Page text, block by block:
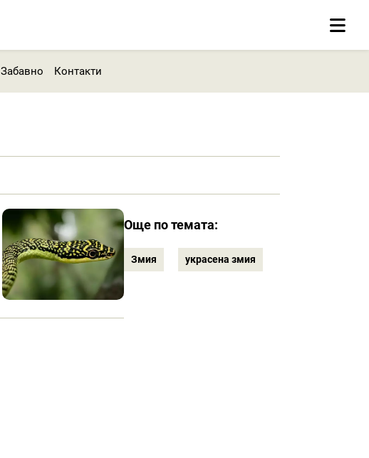
Забавно Контакти
Още по темата:
Змия украсена змия